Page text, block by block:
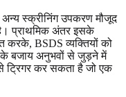
स्क्रीनिंग उपकरण मौजूद
प्राथमिक अंतर इसके
करके, BSDS व्यक्तियों को
के बजाय अनुभवों से जुड़ने में
ट्रिगर कर सकता है जो एक